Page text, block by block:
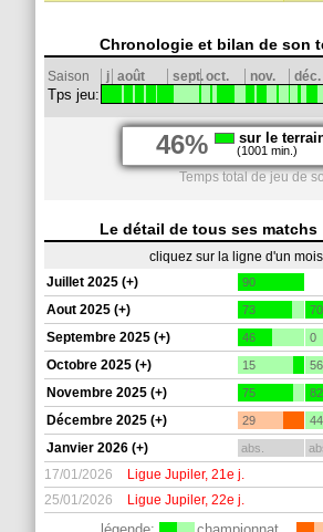
Chronologie et bilan de son
Saison j août sept.oct. nov. déc.
Tps jeu:
46% sur le
(1001 min.)
Temps total de jeu de
Le détail de tous ses matchs
cliquez sur la ligne d'un
Juillet 2025 (+)
90
Aout 2025 (+) 73 70
Septembre 2025 (+) 46 0
Octobre 2025 (+) 15 56
Novembre 2025 (+) 75 82
Décembre 2025 (+) 29 44
Janvier 2026 (+) abs.
17/01/2026 Ligue Jupiler, 21e j.
25/01/2026
Ligue Jupiler, 22e j.